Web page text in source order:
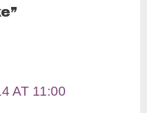
AT 11:00